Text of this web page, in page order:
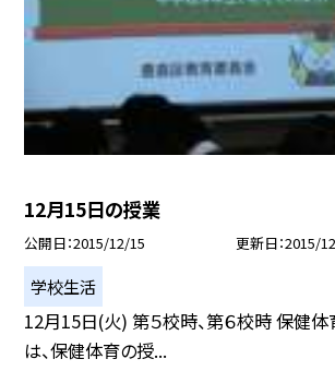
12月15日の授業
公開日 2015/12/15 更新日 2015/
学校生活
12月15日(火) 第５校時、第６校時 保健体
は、保健体育の授...